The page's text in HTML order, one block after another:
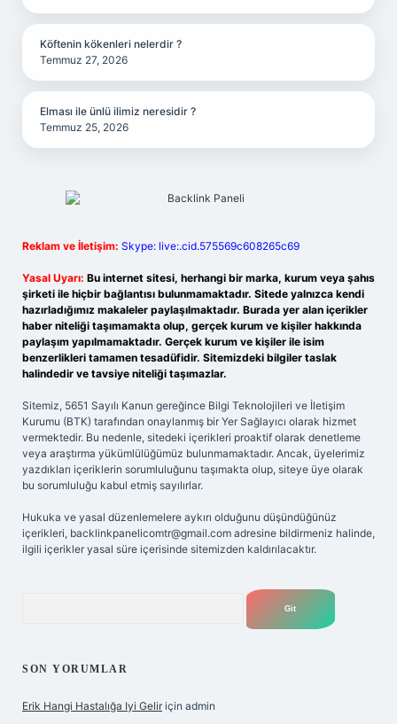
Köftenin kökenleri nelerdir ?
Temmuz 27, 2026
Elması ile ünlü ilimiz neresidir ?
Temmuz 25, 2026
Reklam ve İletişim: Skype: live:.cid.575569c608265c69
Yasal Uyarı: Bu internet sitesi, herhangi bir marka, kurum veya şahıs
şirketi ile hiçbir bağlantısı bulunmamaktadır. Sitede yalnızca kendi
hazırladığımız makaleler paylaşılmaktadır. Burada yer alan içerikler
haber niteliği taşımamakta olup, gerçek kurum ve kişiler hakkında
paylaşım yapılmamaktadır. Gerçek kurum ve kişiler ile isim
benzerlikleri tamamen tesadüfidir. Sitemizdeki bilgiler taslak
halindedir ve tavsiye niteliği taşımazlar.
Sitemiz, 5651 Sayılı Kanun gereğince Bilgi Teknolojileri ve İletişim
Kurumu (BTK) tarafından onaylanmış bir Yer Sağlayıcı olarak hizmet
vermektedir. Bu nedenle, sitedeki içerikleri proaktif olarak denetleme
veya araştırma yükümlülüğümüz bulunmamaktadır. Ancak, üyelerimiz
yazdıkları içeriklerin sorumluluğunu taşımakta olup, siteye üye olarak
bu sorumluluğu kabul etmiş sayılırlar.
Hukuka ve yasal düzenlemelere aykırı olduğunu düşündüğünüz
içerikleri, backlinkpanelicomtr@gmail.com adresine bildirmeniz halinde,
ilgili içerikler yasal süre içerisinde sitemizden kaldırılacaktır.
SON YORUMLAR
Erik Hangi Hastalığa Iyi Gelir için admin